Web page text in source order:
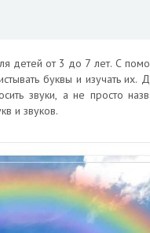
детей от 3 до 7 лет. С
буквы и изучать их.
звуки, а не просто
и звуков.